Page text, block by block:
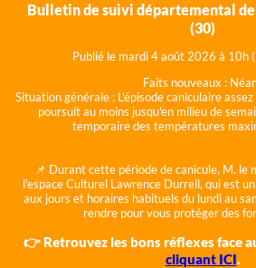
Bulletin de suivi départemental de
(30)
Publié le mardi 4 août 2026 à 10h
Faits nouveaux :
Situation générale : L'épisode caniculaire
poursuit au moins jusqu'en milieu de
temporaire des températures
📌 Durant cette période de canicule, M. le
l'espace Culturel Lawrence Durrell, qui est
aux jours et horaires habituels du lundi au
rendre pour vous protéger des
👉 Retrouvez les bons réflexes face
cliquant ICI.